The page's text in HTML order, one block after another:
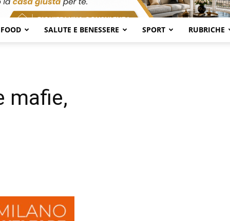
FOOD SALUTE E BENESSERE SPORT RUBRICHE
mafie,